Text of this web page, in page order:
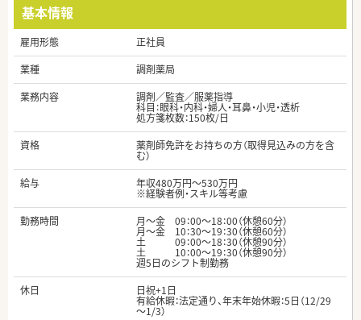
基本情報
雇用形態
正社員
業種
調剤薬局
業務内容
調剤／監査／服薬指導
科目：眼科・内科・婦人・耳鼻・小児・透析
処方箋枚数：150枚/日
資格
薬剤師免許をお持ちの方（取得見込みの方を含
む）
給与
年収480万円～530万円
※経験者例・スキル等考慮
勤務時間
月～金 09：00～18：00（休憩60分）
月～金 10：30～19：30（休憩60分）
土 09：00～18：30（休憩90分）
土 10：00～19：30（休憩90分）
週5日のシフト制勤務
休日
日祝+1日
有給休暇：法定通り、年末年始休暇：5日（12/29
～1/3）